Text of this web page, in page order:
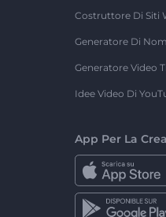
Costruttore Di Siti
Generatore Di
Generatore Video
Idee Video Di
App Per La